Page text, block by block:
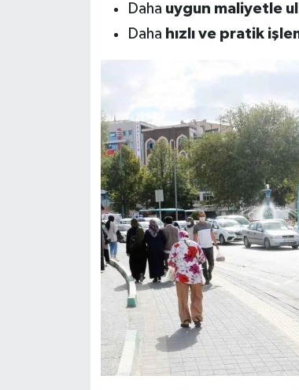
Daha uygun maliyetle
Daha hızlı ve pratik